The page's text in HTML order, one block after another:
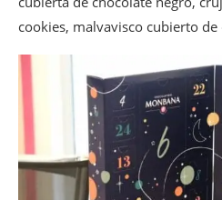
cookies, malvavisco cubierto